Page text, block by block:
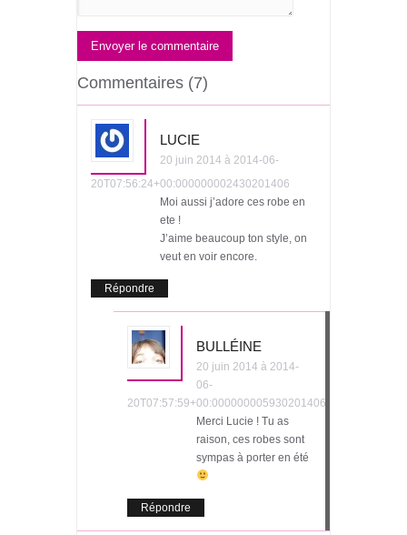
Envoyer le commentaire
Commentaires (7)
LUCIE
20 juin 2014 à 2014-06-
20T07:56:24+00:000000002430201406
Moi aussi j’adore ces robe en
ete !
J’aime beaucoup ton style, on
veut en voir encore.
Répondre
BULLÉINE
20 juin 2014 à 2014-
06-
20T07:57:59+00:000000005930201406
Merci Lucie ! Tu as
raison, ces robes sont
sympas à porter en été
Répondre